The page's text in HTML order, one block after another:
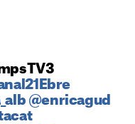
@enricagud